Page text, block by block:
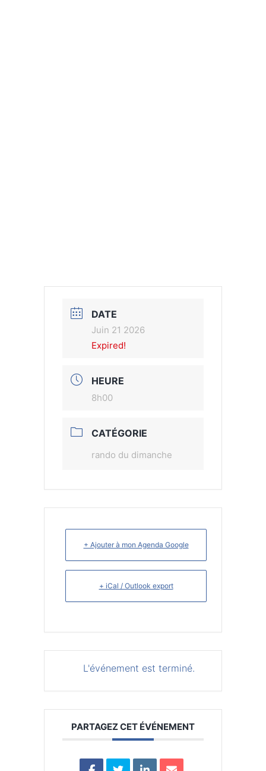
DATE
Juin 21 2026
Expired!
HEURE
8h00
CATÉGORIE
rando du dimanche
+ Ajouter à mon Agenda Google
+ iCal / Outlook export
L'événement est terminé.
PARTAGEZ CET ÉVÉNEMENT